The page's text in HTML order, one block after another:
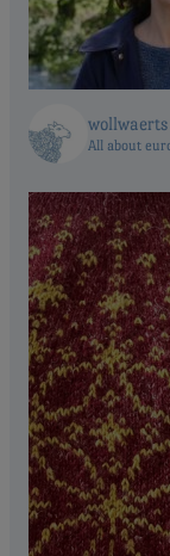
wollwaerts
All about